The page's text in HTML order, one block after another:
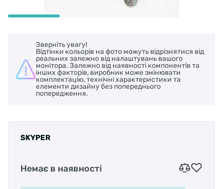
Зверніть увагу!
Відтінки кольорів на фото можуть відрізнятися від
реальних залежно від налаштувань вашого
монітора. Залежно від наявності компонентів та
інших факторів, виробник може змінювати
комплектацію, технічні характеристики та
елементи дизайну без попереднього
попередження.
SKYPER
Немає в наявності